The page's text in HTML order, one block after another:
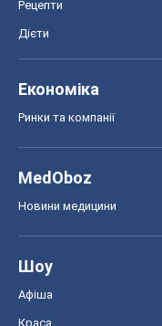
Рецепти
Дієти
Економіка
Ринки та компанії
MedOboz
Новини медицини
Шоу
Афіша
Краса